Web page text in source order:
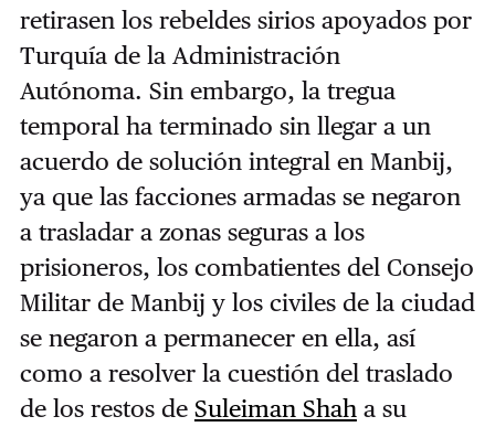
retirasen los rebeldes sirios apoyados por
Turquía de la Administración
Autónoma. Sin embargo, la tregua
temporal ha terminado sin llegar a un
acuerdo de solución integral en Manbij,
ya que las facciones armadas se negaron
a trasladar a zonas seguras a los
prisioneros, los combatientes del Consejo
Militar de Manbij y los civiles de la ciudad
se negaron a permanecer en ella, así
como a resolver la cuestión del traslado
de los restos de Suleiman Shah a su